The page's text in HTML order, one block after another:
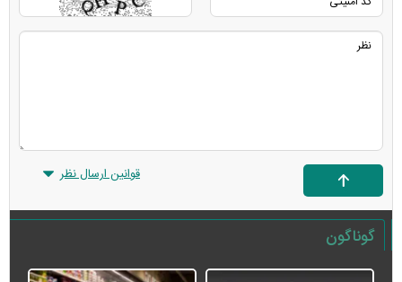
قوانین ارسال نظر
گوناگون